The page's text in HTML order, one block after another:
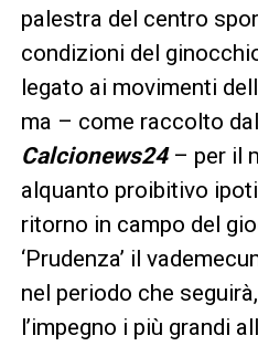
palestra del centro
condizioni del
legato ai movimenti
ma – come raccolto
Calcionews24 – per il
alquanto proibitivo
ritorno in campo del
‘Prudenza’ il
nel periodo che
l’impegno i più grandi